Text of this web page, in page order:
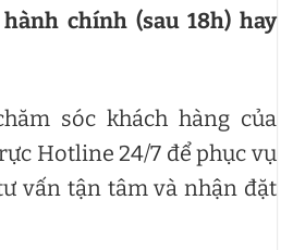
chính (sau 18h) hay
sóc khách hàng của
Hotline 24/7 để phục vụ
vấn tận tâm và nhận đặt